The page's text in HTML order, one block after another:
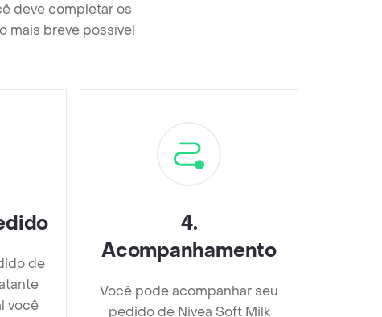
deve completar os
mais breve possível
de
você
4.
Acompanhamento
Você pode acompanhar seu
pedido de Nivea Soft Milk